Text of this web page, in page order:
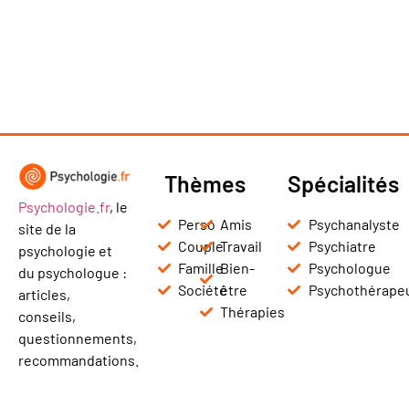
Psychologie.fr, le
site de la
psychologie et
du psychologue :
articles,
conseils,
questionnements,
recommandations.
Thèmes
Perso
Couple
Famille
Société
Amis
Travail
Bien-
être
Thérapies
Spécialités
Psychanalyste
Psychiatre
Psychologue